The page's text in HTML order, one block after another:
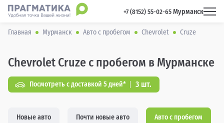
+7 (8152) 55-02-65 Мурманск
Главная Мурманск Авто с пробегом Chevrolet Cruze
Chevrolet Cruze с пробегом в Мурманске
Посмотреть с доставкой 5 дней* 3 шт.
Новые авто Почти новые авто Авто с пробегом